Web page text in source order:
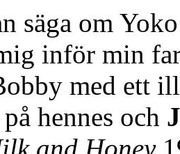
säga om
inför min
med ett
hennes och
and Honey